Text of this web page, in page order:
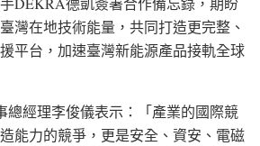
灣在地技術能量，共同打造更完整、
平台，加速臺灣新能源產品接軌全球
總經理李俊儀表示：「產業的國際競
能力的競爭，更是安全、資安、電磁